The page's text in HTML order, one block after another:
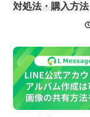
対処法・購入方法